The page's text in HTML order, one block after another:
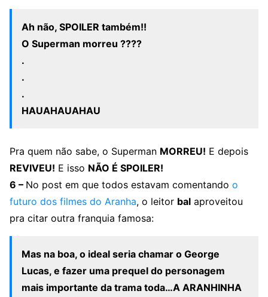
Ah não, SPOILER também!!
O Superman morreu ????
.
.
.
HAUAHAUAHAU
Pra quem não sabe, o Superman MORREU! E depois
REVIVEU! E isso NÃO É SPOILER!
6 – No post em que todos estavam comentando o
futuro dos filmes do Aranha, o leitor bal aproveitou
pra citar outra franquia famosa:
Mas na boa, o ideal seria chamar o George
Lucas, e fazer uma prequel do personagem
mais importante da trama toda…A ARANHINHA